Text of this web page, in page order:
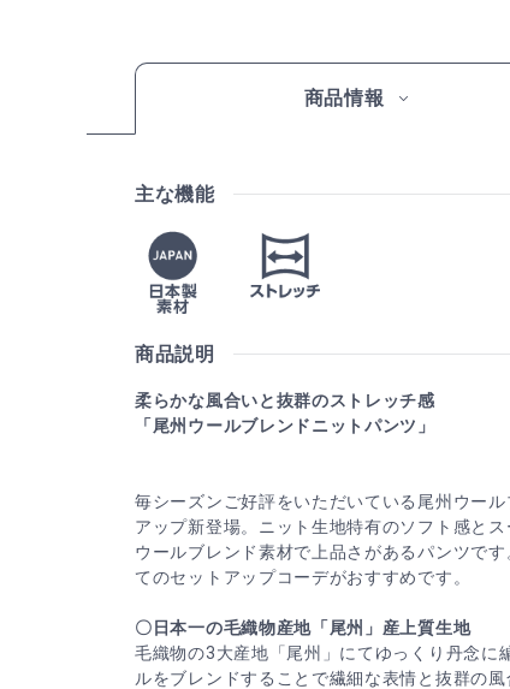
商品情報
主な機能
商品説明
柔らかな風合いと抜群のストレッチ感
「尾州ウールブレンドニットパンツ」
毎シーズンご好評をいただいている尾州ウー
アップ新登場。ニット生地特有のソフト感と
ウールブレンド素材で上品さがあるパンツで
てのセットアップコーデがおすすめです。
〇日本一の毛織物産地「尾州」産上質生地
毛織物の3大産地「尾州」にてゆっくり丹念に
ルをブレンドすることで繊細な表情と抜群の風